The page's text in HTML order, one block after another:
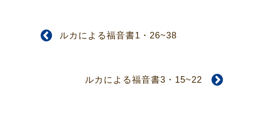
ルカによる福音書1・26~38
ルカによる福音書3・15~22